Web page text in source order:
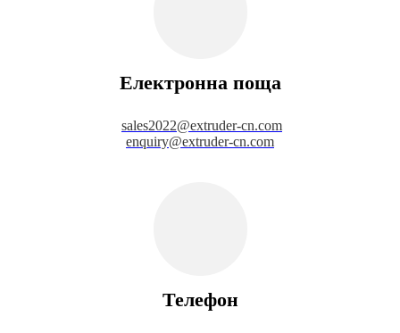
Електронна поща
sales2022@extruder-cn.com
enquiry@extruder-cn.com
Телефон